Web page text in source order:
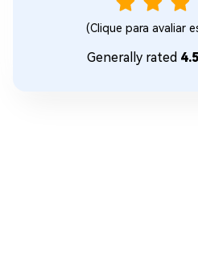
(Clique para avaliar
Generally rated 4.5